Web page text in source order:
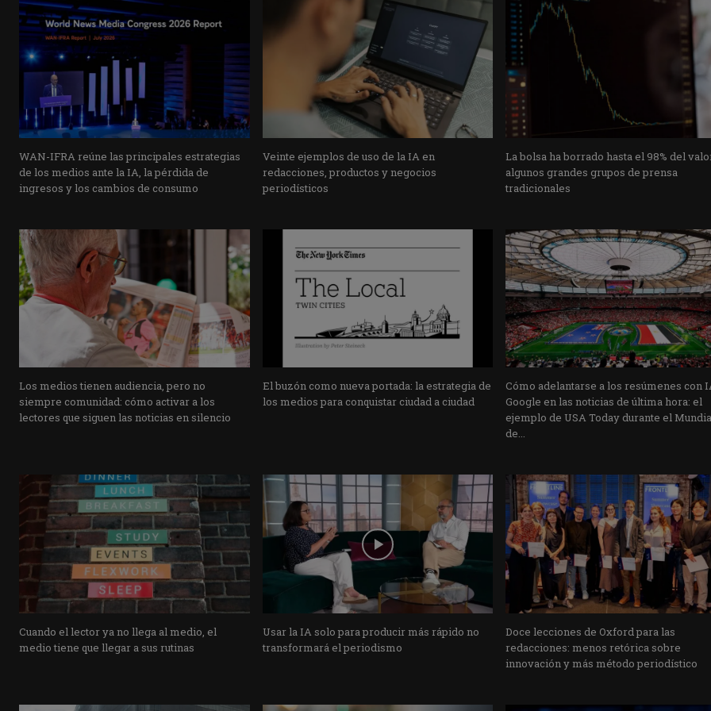
WAN-IFRA reúne las principales estrategias
de los medios ante la IA, la pérdida de
ingresos y los cambios de consumo
Veinte ejemplos de uso de la IA en
redacciones, productos y negocios
periodísticos
La bolsa ha borrado hasta el 98% del
algunos grandes grupos de prensa
tradicionales
Los medios tienen audiencia, pero no
siempre comunidad: cómo activar a los
lectores que siguen las noticias en silencio
El buzón como nueva portada: la estrategia de
los medios para conquistar ciudad a ciudad
Cómo adelantarse a los resúmenes con
Google en las noticias de última hora: el
ejemplo de USA Today durante el
de...
Cuando el lector ya no llega al medio, el
medio tiene que llegar a sus rutinas
Usar la IA solo para producir más rápido no
transformará el periodismo
Doce lecciones de Oxford para las
redacciones: menos retórica sobre
innovación y más método periodístico